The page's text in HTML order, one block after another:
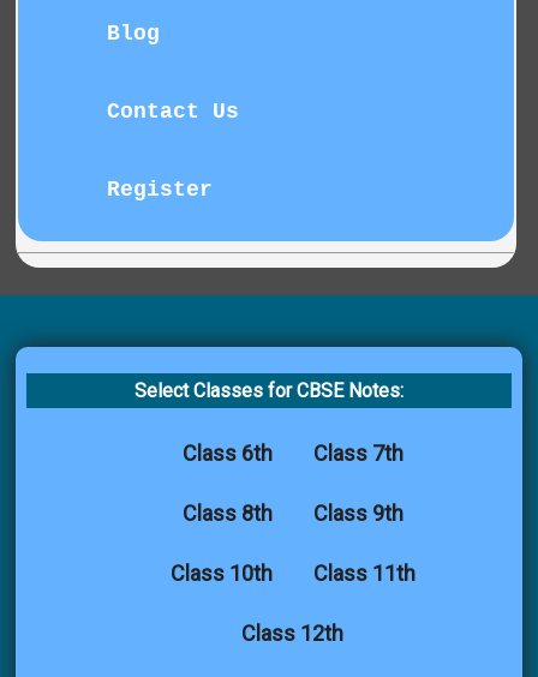
Blog
Contact Us
Register
Select Classes for CBSE Notes:
Class 6th Class 7th
Class 8th Class 9th
Class 10th Class 11th
Class 12th